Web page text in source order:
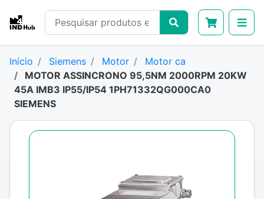
Início Siemens Motor
Motor ca
MOTOR ASSINCRONO 95,5NM 2000RPM 20KW
45A IMB3 IP55/IP54 1PH71332QG000CA0
SIEMENS